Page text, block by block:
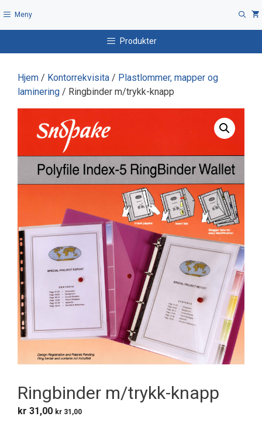
til
Meny
Produkter
Hjem / Kontorrekvisita / Plastlommer, mapper og
laminering / Ringbinder m/trykk-knapp
Ringbinder m/trykk-knapp
kr 31,00 kr 31,00